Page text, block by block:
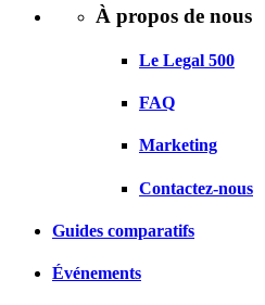
À propos de nous
Le Legal 500
FAQ
Marketing
Contactez-nous
Guides comparatifs
Événements